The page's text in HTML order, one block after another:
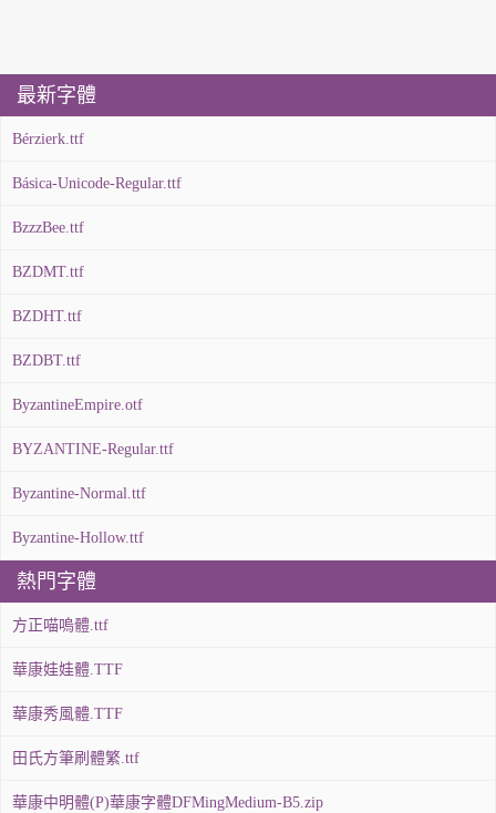
最新字體
Bérzierk.ttf
Básica-Unicode-Regular.ttf
BzzzBee.ttf
BZDMT.ttf
BZDHT.ttf
BZDBT.ttf
ByzantineEmpire.otf
BYZANTINE-Regular.ttf
Byzantine-Normal.ttf
Byzantine-Hollow.ttf
熱門字體
方正喵嗚體.ttf
華康娃娃體.TTF
華康秀風體.TTF
田氏方筆刷體繁.ttf
華康中明體(P)華康字體DFMingMedium-B5.zip